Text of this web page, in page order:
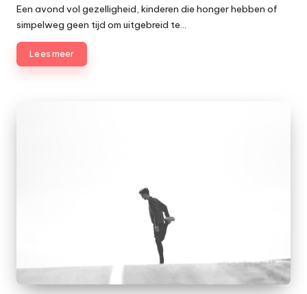
door
Een avond vol gezelligheid, kinderen die honger hebben of
simpelweg geen tijd om uitgebreid te…
Lees meer